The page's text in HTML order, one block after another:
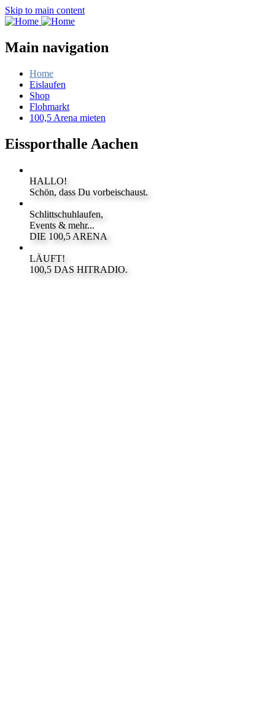
Skip to main content
Main navigation
Home
Eislaufen
Shop
Flohmarkt
100,5 Arena mieten
Eissporthalle Aachen
HALLO!
Schön, dass Du vorbeischaust.
Schlittschuhlaufen,
Events & mehr...
DIE 100,5 ARENA
LÄUFT!
100,5 DAS HITRADIO.